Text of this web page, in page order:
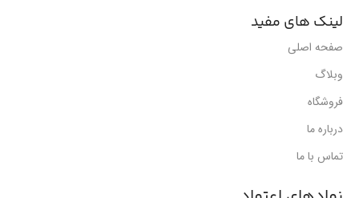
لینک های مفید
صفحه اصلی
وبلاگ
فروشگاه
درباره ما
تماس با ما